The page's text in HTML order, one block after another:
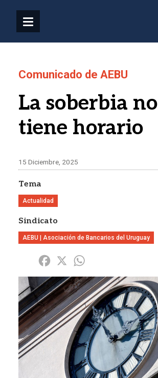
Comunicado de AEBU
La soberbia no
tiene horario
15 Diciembre, 2025
Tema
Actualidad
Sindicato
AEBU | Asociación de Bancarios del Uruguay
Share Facebook
X
Imagen